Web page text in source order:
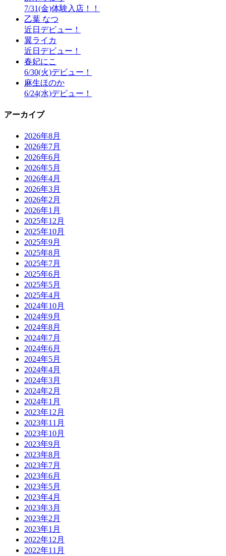
7/31(金)体験入店！！
乙葉 なつ
近日デビュー！
翼ライカ
近日デビュー！
春妃にこ
6/30(火)デビュー！
麻生ほのか
6/24(水)デビュー！
アーカイブ
2026年8月
2026年7月
2026年6月
2026年5月
2026年4月
2026年3月
2026年2月
2026年1月
2025年12月
2025年10月
2025年9月
2025年8月
2025年7月
2025年6月
2025年5月
2025年4月
2024年10月
2024年9月
2024年8月
2024年7月
2024年6月
2024年5月
2024年4月
2024年3月
2024年2月
2024年1月
2023年12月
2023年11月
2023年10月
2023年9月
2023年8月
2023年7月
2023年6月
2023年5月
2023年4月
2023年3月
2023年2月
2023年1月
2022年12月
2022年11月